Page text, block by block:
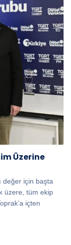
Üzerine
değer için başta
üzere, tüm ekip
içten